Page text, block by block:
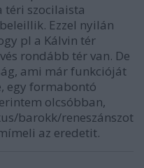
téri szocilaista
Ezzel nyilán
pl a Kálvin tér
rondább tér van. De
ami már funkcióját
egy formabontó
olcsóbban,
barokk/reneszánszot
az eredetit.